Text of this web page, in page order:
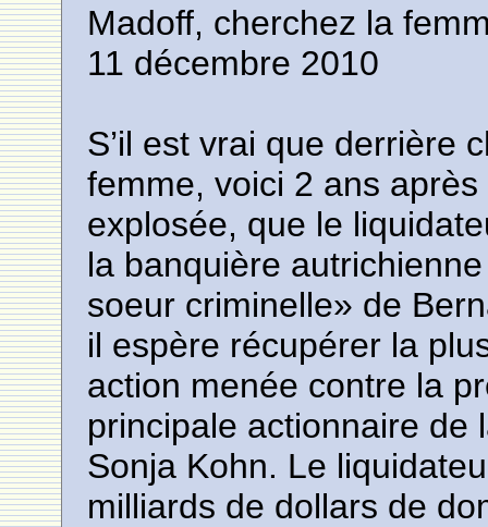
Madoff, cherchez la
11 décembre 2010
S’il est vrai que derrière
femme, voici 2 ans après
explosée, que le
la banquière
soeur criminelle» de
il espère récupérer la
action menée contre la
principale actionnaire de
Sonja Kohn. Le
milliards de dollars de